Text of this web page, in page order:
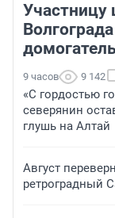
Участницу
9 часов 9 142
«С гордостью
северянин
глушь на Алтай
Август
ретроградный